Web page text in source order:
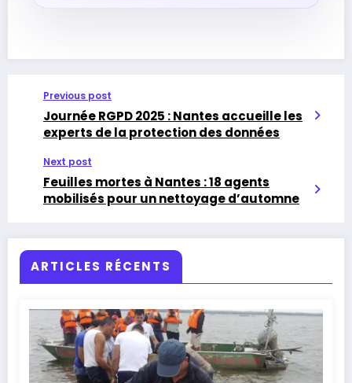
Previous post
Journée RGPD 2025 : Nantes accueille les
experts de la protection des données
Next post
Feuilles mortes à Nantes : 18 agents
mobilisés pour un nettoyage d’automne
ARTICLES RÉCENTS